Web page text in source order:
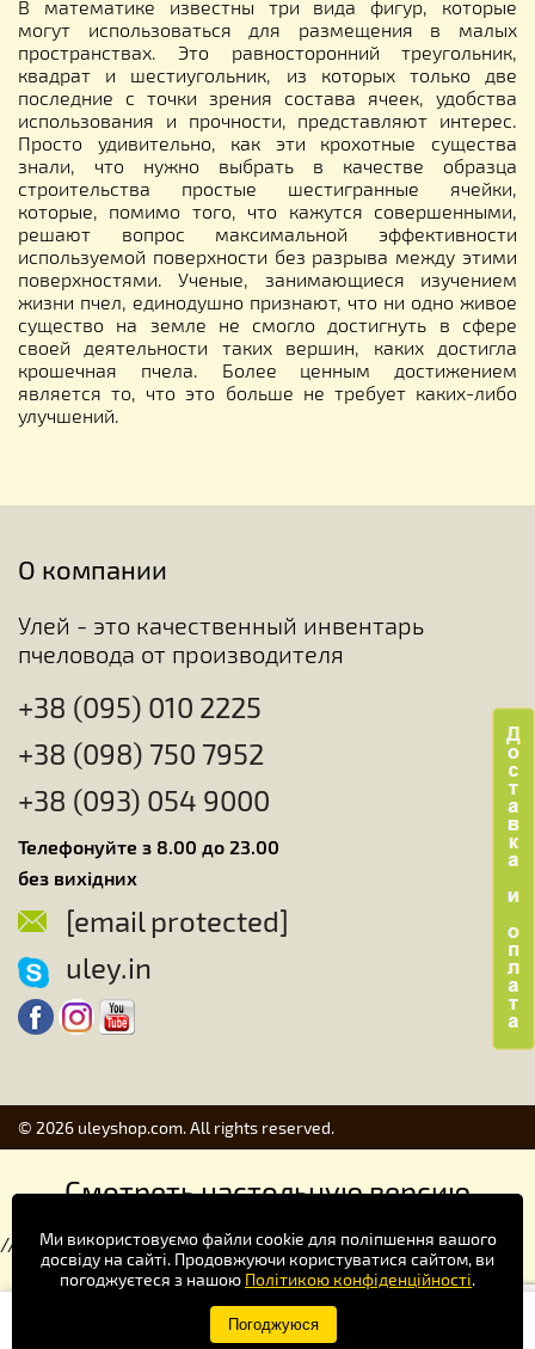
В математике известны три вида фигур, которые
могут использоваться для размещения в малых
пространствах. Это равносторонний треугольник,
квадрат и шестиугольник, из которых только две
последние с точки зрения состава ячеек, удобства
использования и прочности, представляют интерес.
Просто удивительно, как эти крохотные существа
знали, что нужно выбрать в качестве образца
строительства простые шестигранные ячейки,
которые, помимо того, что кажутся совершенными,
решают вопрос максимальной эффективности
используемой поверхности без разрыва между этими
поверхностями. Ученые, занимающиеся изучением
жизни пчел, единодушно признают, что ни одно живое
существо на земле не смогло достигнуть в сфере
своей деятельности таких вершин, каких достигла
крошечная пчела. Более ценным достижением
является то, что это больше не требует каких-либо
улучшений.
О компании
Улей - это качественный инвентарь
пчеловода от производителя
+38 (095) 010 2225
+38 (098) 750 7952
+38 (093) 054 9000
Телефонуйте з 8.00 до 23.00
без вихідних
[email protected]
uley.in
© 2026 uleyshop.com. All rights reserved.
Ми використовуємо файли cookie для поліпшення вашого
досвіду на сайті. Продовжуючи користуватися сайтом, ви
погоджуєтеся з нашою Політикою конфіденційності.
Погоджуюся
Смотреть настольную версию
//
Купуй зручніше в додатку!